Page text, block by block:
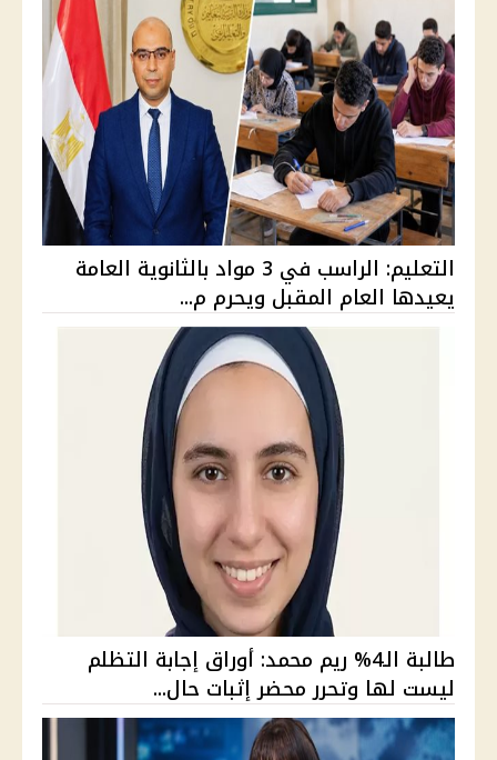
التعليم: الراسب في 3 مواد بالثانوية العامة
يعيدها العام المقبل ويحرم م...
طالبة الـ4% ريم محمد: أوراق إجابة التظلم
ليست لها وتحرر محضر إثبات حال...